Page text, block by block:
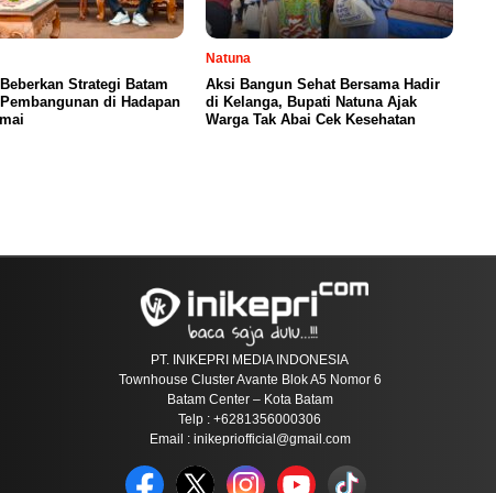
Strategi Batam
di Hadapan
Natuna
Aksi Bangun Sehat Bersama Hadir
di Kelanga, Bupati Natuna Ajak
Warga Tak Abai Cek Kesehatan
PT. INIKEPRI MEDIA INDONESIA
Townhouse Cluster Avante Blok A5 Nomor 6
Batam Center – Kota Batam
Telp : +6281356000306
Email : inikepriofficial@gmail.com